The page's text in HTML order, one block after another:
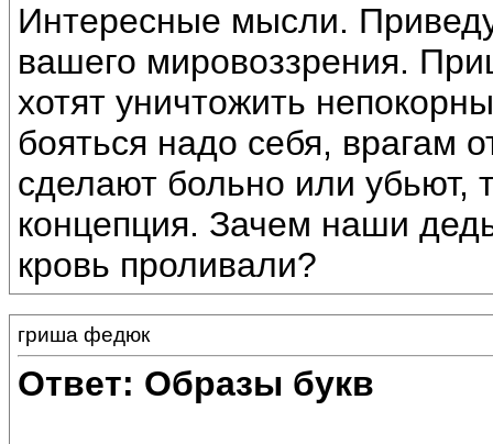
Интересные мысли.
вашего мировоззрения.
хотят уничтожить
бояться надо себя, врагам
сделают больно или убьют,
концепция. Зачем наши
кровь проливали?
гриша федюк
Ответ: Образы букв